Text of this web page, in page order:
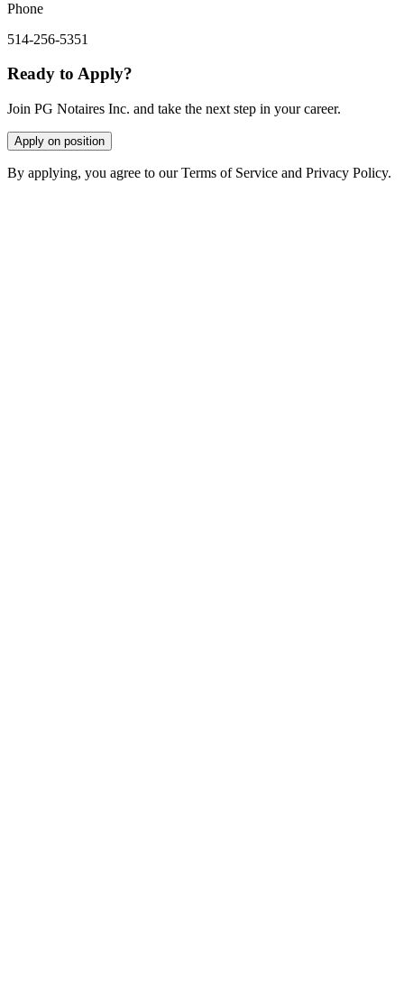
Phone
514-256-5351
Ready to Apply?
Join PG Notaires Inc. and take the next step in your career.
Apply on position
By applying, you agree to our Terms of Service and Privacy Policy.